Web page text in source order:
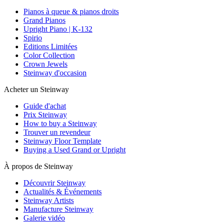
Pianos à queue & pianos droits
Grand Pianos
Upright Piano | K-132
Spirio
Editions Limitées
Color Collection
Crown Jewels
Steinway d'occasion
Acheter un Steinway
Guide d'achat
Prix Steinway
How to buy a Steinway
Trouver un revendeur
Steinway Floor Template
Buying a Used Grand or Upright
À propos de Steinway
Découvrir Steinway
Actualités & Événements
Steinway Artists
Manufacture Steinway
Galerie vidéo